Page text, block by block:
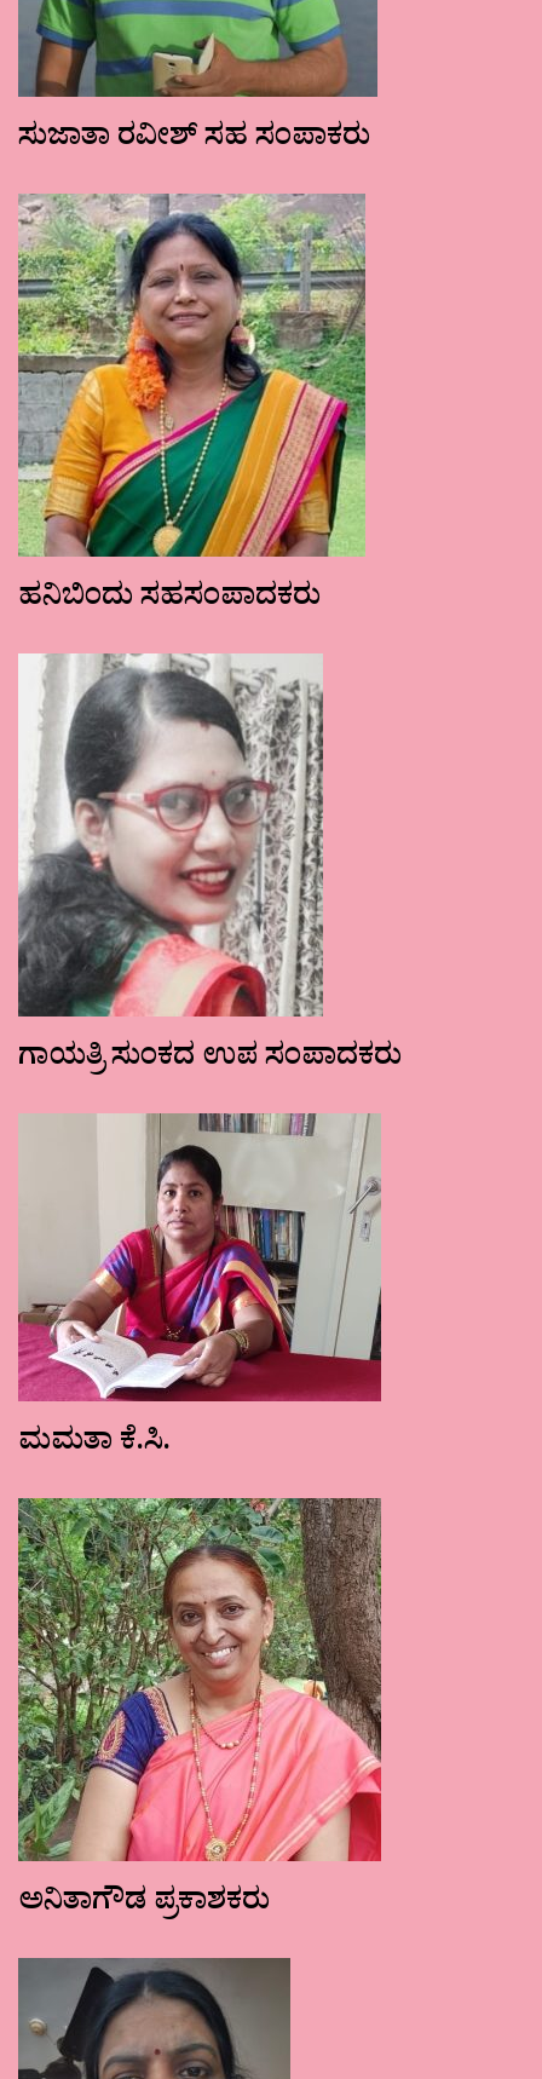
ಸುಜಾತಾ ರವೀಶ್ ಸಹ ಸಂಪಾಕರು
ಹನಿಬಿಂದು ಸಹಸಂಪಾದಕರು
ಗಾಯತ್ರಿ ಸುಂಕದ ಉಪ ಸಂಪಾದಕರು
ಮಮತಾ ಕೆ.ಸಿ.
ಅನಿತಾಗೌಡ ಪ್ರಕಾಶಕರು